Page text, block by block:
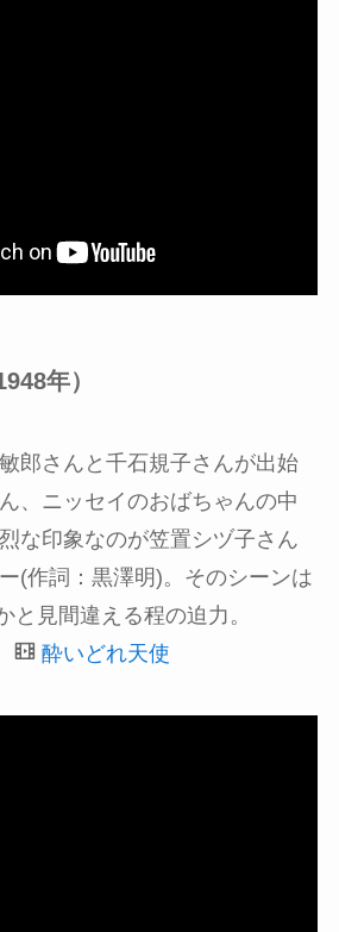
年）
郎さんと千石規子さんが出始
、ニッセイのおばちゃんの中
な印象なのが笠置シヅ子さん
(作詞：黒澤明)。そのシーンは
と見間違える程の迫力。
酔いどれ天使